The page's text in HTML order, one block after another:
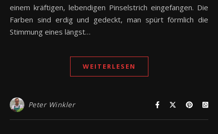
einem kräftigen, lebendigen Pinselstrich eingefangen. Die
Farben sind erdig und gedeckt, man spürt förmlich die
Stimmung eines längst…
WEITERLESEN
Peter Winkler